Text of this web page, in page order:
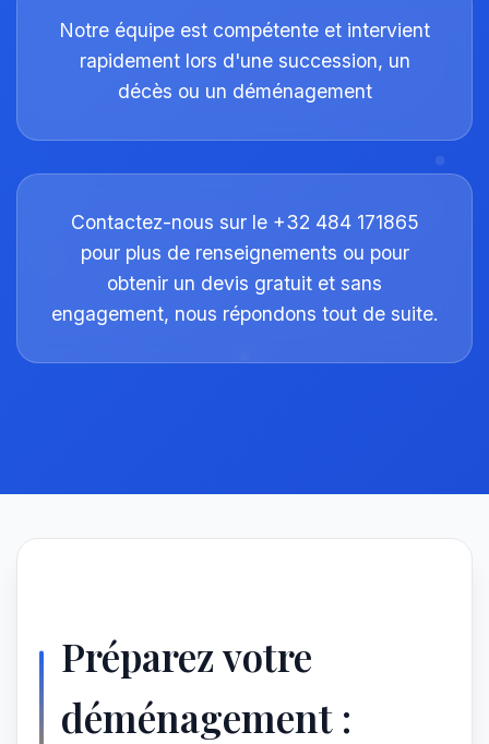
Notre équipe est compétente et intervient
rapidement lors d'une succession, un
décès ou un déménagement
Contactez-nous sur le +32 484 171865
pour plus de renseignements ou pour
obtenir un devis gratuit et sans
engagement, nous répondons tout de suite.
Préparez votre
déménagement :